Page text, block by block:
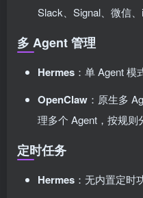
Slack、Signal、微信
多 Agent 管理
Hermes ：单 Agent
OpenClaw ：原生多
理多个 Agent，按规则
定时任务
Hermes ：无内置定时